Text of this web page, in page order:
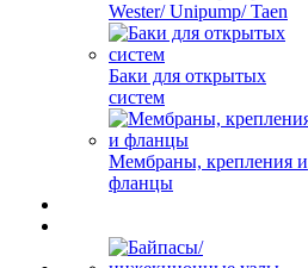
Wester/ Unipump/ Taen
Баки для открытых
систем
Мембраны, крепления и
фланцы